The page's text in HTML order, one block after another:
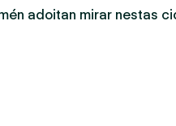
adoitan mirar nestas